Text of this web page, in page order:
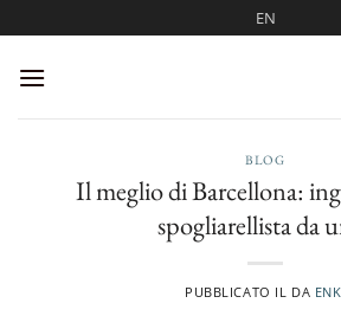
ai
contenuti
EN
BLOG
Il meglio di Barcellona:
spogliarellista da
PUBBLICATO IL DA